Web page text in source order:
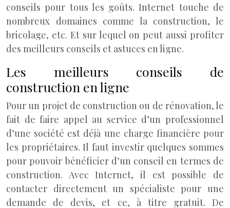
conseils pour tous les goûts. Internet touche de
nombreux domaines comme la construction, le
bricolage, etc. Et sur lequel on peut aussi profiter
des meilleurs conseils et astuces en ligne.
Les meilleurs conseils de
construction en ligne
Pour un projet de construction ou de rénovation, le
fait de faire appel au service d’un professionnel
d’une société est déjà une charge financière pour
les propriétaires. Il faut investir quelques sommes
pour pouvoir bénéficier d’un conseil en termes de
construction. Avec Internet, il est possible de
contacter directement un spécialiste pour une
demande de devis, et ce, à titre gratuit. De